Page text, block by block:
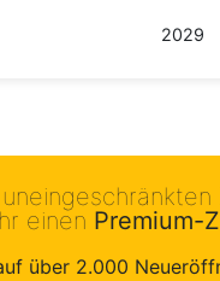
2029
einen Premium-
über 2.000